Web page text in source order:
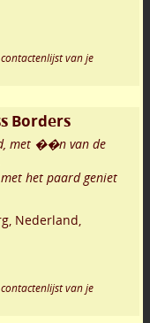
van je
Borders
met ��n van de
het paard geniet
, Nederland,
van je